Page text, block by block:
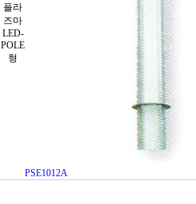
플라
즈마
LED-
POLE
형
PSE1012A